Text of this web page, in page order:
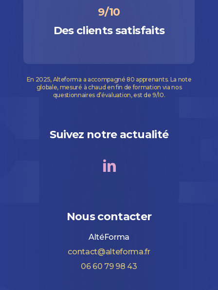
9/10
Des clients satisfaits
En 2025, Alteforma a accompagné 80 apprenants. La note
globale, mesuré à chaud en fin de formation via nos
questionnaires d’évaluation, est de 9/10.
Suivez notre actualité
Nous contacter
AltéForma
contact@alteforma.fr
06 60 79 98 43